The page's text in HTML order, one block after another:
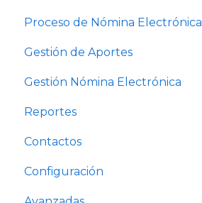
Proceso de Nómina Electrónica
Gestión de Aportes
Gestión Nómina Electrónica
Reportes
Contactos
Configuración